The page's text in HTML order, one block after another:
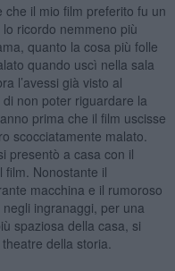
il mio film preferito fu un
ricordo nemmeno più
quanto la cosa più folle
quando uscì nella sala
l’avessi già visto al
non poter riguardare la
prima che il film uscisse
scocciatamente malato.
presentò a casa con il
film. Nonostante il
macchina e il rumoroso
ingranaggi, per una
spaziosa della casa, si
della storia.